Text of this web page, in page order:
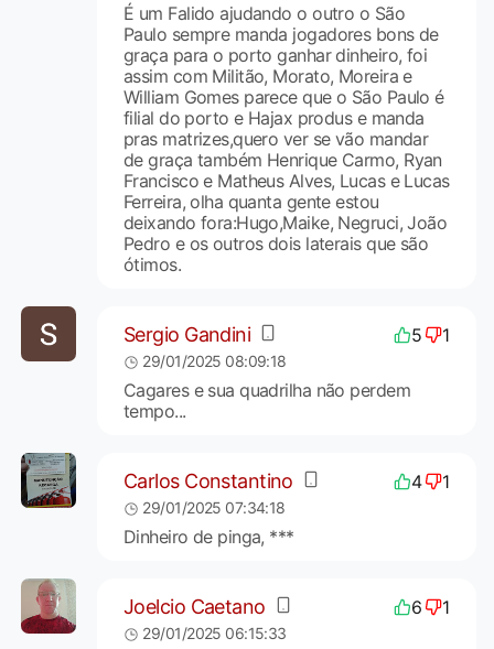
É um Falido ajudando o outro o São
Paulo sempre manda jogadores bons de
graça para o porto ganhar dinheiro, foi
assim com Militão, Morato, Moreira e
William Gomes parece que o São Paulo é
filial do porto e Hajax produs e manda
pras matrizes,quero ver se vão mandar
de graça também Henrique Carmo, Ryan
Francisco e Matheus Alves, Lucas e Lucas
Ferreira, olha quanta gente estou
deixando fora:Hugo,Maike, Negruci, João
Pedro e os outros dois laterais que são
ótimos.
Sergio Gandini 5 1
29/01/2025 08:09:18
Cagares e sua quadrilha não perdem
tempo...
Carlos Constantino 4 1
29/01/2025 07:34:18
Dinheiro de pinga, ***
Joelcio Caetano 6 1
29/01/2025 06:15:33